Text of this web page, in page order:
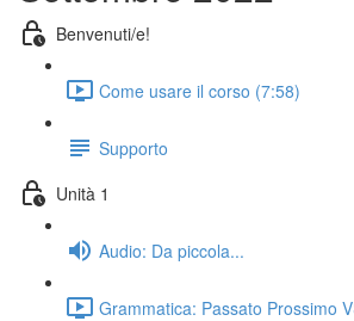
Benvenuti/e!
Come usare il corso (7:58)
Supporto
Unità 1
Audio: Da piccola...
Grammatica: Passato Prossimo